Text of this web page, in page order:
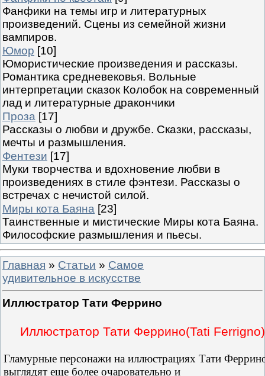
Фанфики на темы игр и литературных
произведений. Сцены из семейной жизни
вампиров.
Юмор [10]
Юмористические произведения и рассказы.
Романтика средневековья. Вольные
интерпретации сказок Колобок на современный
лад и литературные дракончики
Проза [17]
Рассказы о любви и дружбе. Сказки, рассказы,
мечты и размышления.
Фентези [17]
Муки творчества и вдохновение любви в
произведениях в стиле фэнтези. Рассказы о
встречах с нечистой силой.
Миры кота Баяна [23]
Таинственные и мистические Миры кота Баяна.
Философские размышления и пьесы.
Главная » Статьи » Самое
удивительное в искусстве
Иллюстратор Тати Феррино
Иллюстратор Тати Феррино(Tati Ferrigno)
Гламурные персонажи на иллюстрациях Тати
выглядят еще более очаровательно и